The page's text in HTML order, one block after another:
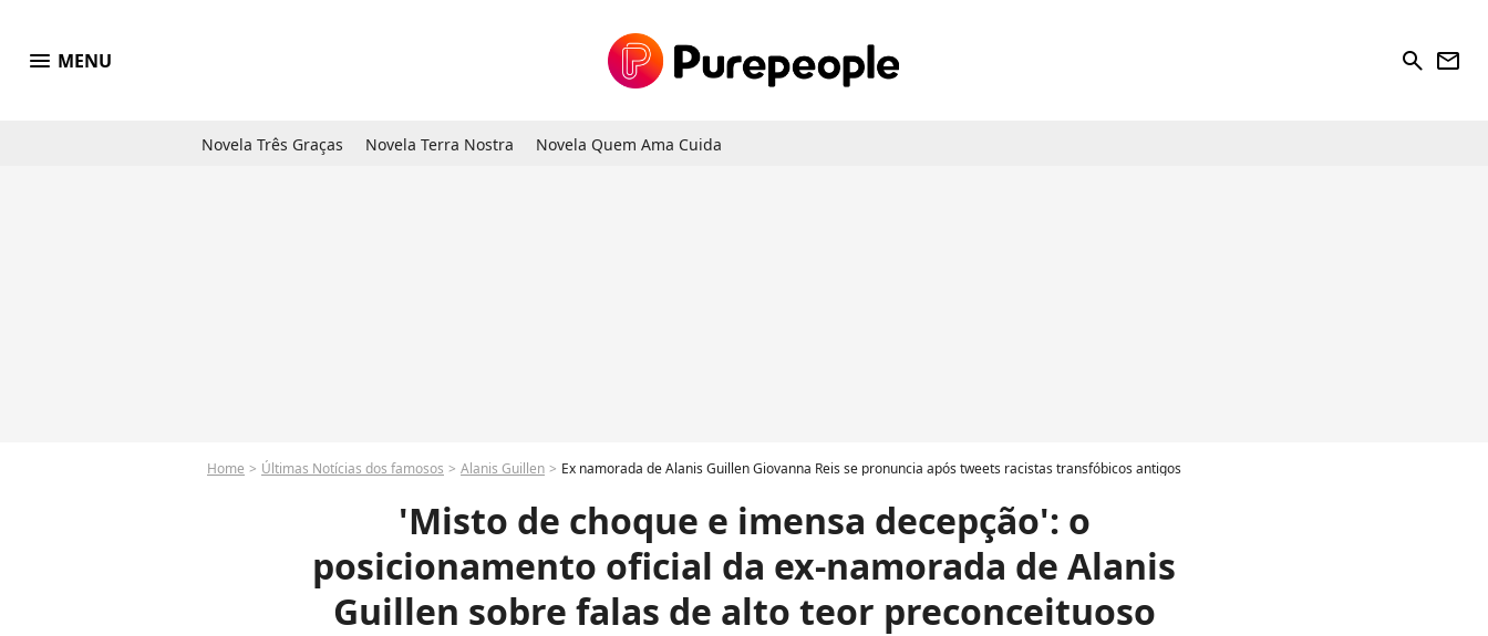
menu MENU search newsletter
Novela Três Graças Novela Terra Nostra Novela Quem Ama Cuida
Home Últimas Notícias dos famosos Alanis Guillen Ex namorada de Alanis Guillen Giovanna Reis se pronuncia após tweets racistas transfóbicos antigos
'Misto de choque e imensa decepção': o
posicionamento oficial da ex-namorada de Alanis
Guillen sobre falas de alto teor preconceituoso